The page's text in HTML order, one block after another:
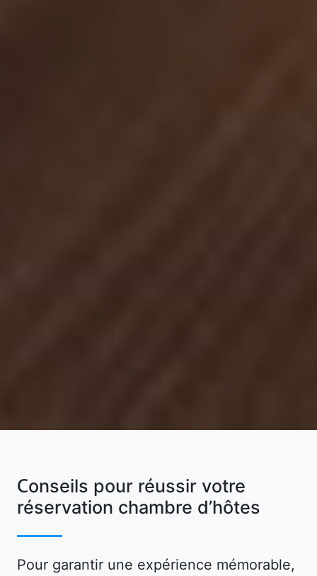
Conseils pour réussir votre
réservation chambre d’hôtes
Pour garantir une expérience mémorable,